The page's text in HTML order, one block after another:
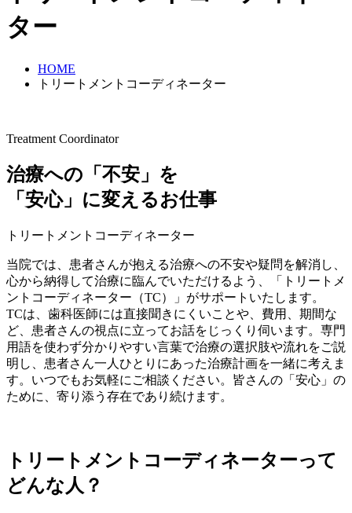
ター
HOME
トリートメントコーディネーター
Treatment Coordinator
治療への「不安」を
「安心」に変えるお仕事
トリートメントコーディネーター
当院では、患者さんが抱える治療への不安や疑問を解消し、
心から納得して治療に臨んでいただけるよう、「トリートメ
ントコーディネーター（TC）」がサポートいたします。
TCは、歯科医師には直接聞きにくいことや、費用、期間な
ど、患者さんの視点に立ってお話をじっくり伺います。専門
用語を使わず分かりやすい言葉で治療の選択肢や流れをご説
明し、患者さん一人ひとりにあった治療計画を一緒に考えま
す。いつでもお気軽にご相談ください。皆さんの「安心」の
ために、寄り添う存在であり続けます。
トリートメントコーディネーターって
どんな人？